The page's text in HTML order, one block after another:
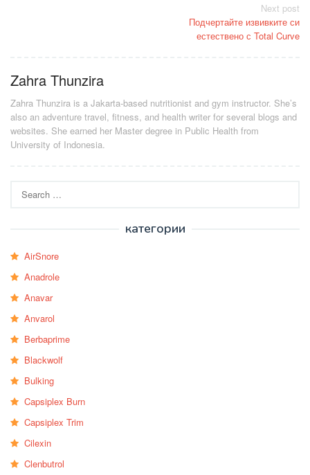
Next post
Подчертайте извивките си
естествено с Total Curve
Zahra Thunzira
Zahra Thunzira is a Jakarta-based nutritionist and gym instructor. She’s
also an adventure travel, fitness, and health writer for several blogs and
websites. She earned her Master degree in Public Health from
University of Indonesia.
for:
категории
AirSnore
Anadrole
Anavar
Anvarol
Berbaprime
Blackwolf
Bulking
Capsiplex Burn
Capsiplex Trim
Cilexin
Clenbutrol